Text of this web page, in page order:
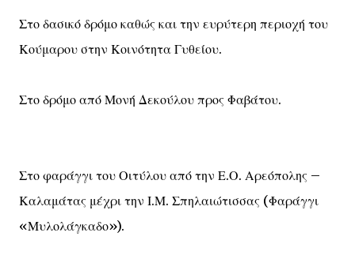
Στο δασικό δρόμο καθώς και την ευρύτερη περιοχή του
Κούμαρου στην Κοινότητα Γυθείου.
Στο δρόμο από Μονή Δεκούλου προς Φαβάτου.
Στο φαράγγι του Οιτύλου από την Ε.Ο. Αρεόπολης –
Καλαμάτας μέχρι την Ι.Μ. Σπηλαιώτισσας (Φαράγγι
«Μυλολάγκαδο»).